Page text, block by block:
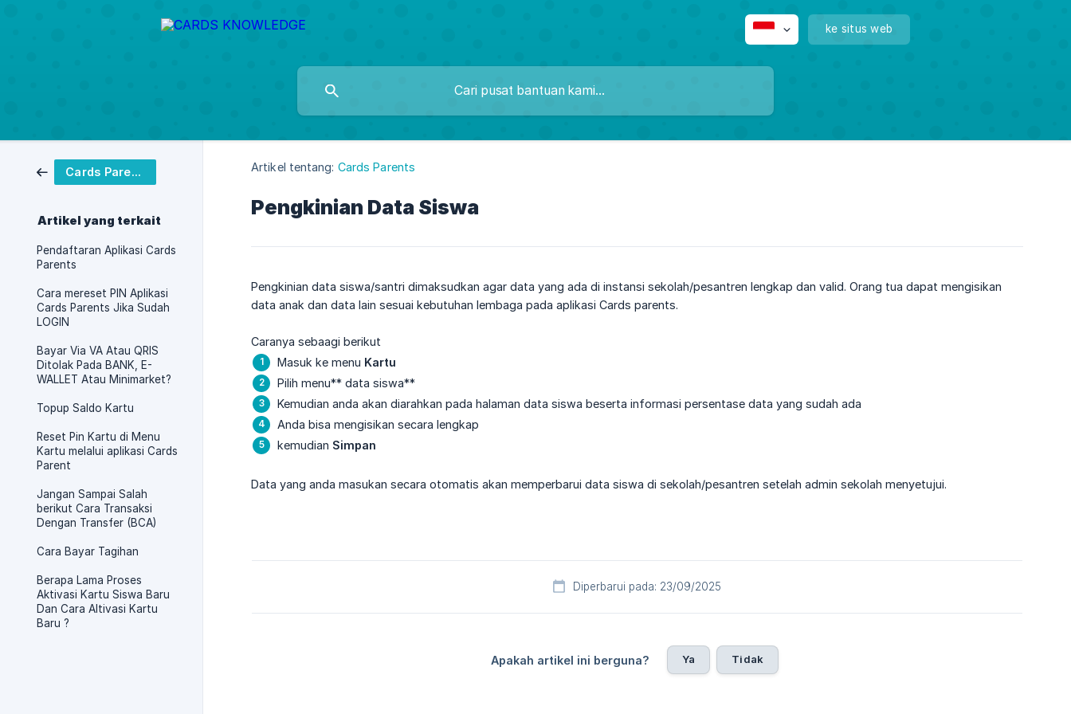
ke situs web
Cards Parents
Artikel yang terkait
Pendaftaran Aplikasi Cards
Parents
Cara mereset PIN Aplikasi
Cards Parents Jika Sudah
LOGIN
Bayar Via VA Atau QRIS
Ditolak Pada BANK, E-
WALLET Atau Minimarket?
Topup Saldo Kartu
Reset Pin Kartu di Menu
Kartu melalui aplikasi Cards
Parent
Jangan Sampai Salah
berikut Cara Transaksi
Dengan Transfer (BCA)
Cara Bayar Tagihan
Berapa Lama Proses
Aktivasi Kartu Siswa Baru
Dan Cara Altivasi Kartu
Baru ?
Artikel tentang: Cards Parents
Pengkinian Data Siswa
Pengkinian data siswa/santri dimaksudkan agar data yang ada di instansi sekolah/pesantren lengkap dan valid. Orang tua dapat mengisikan
data anak dan data lain sesuai kebutuhan lembaga pada aplikasi Cards parents.
Caranya sebaagi berikut
Masuk ke menu Kartu
Pilih menu** data siswa**
Kemudian anda akan diarahkan pada halaman data siswa beserta informasi persentase data yang sudah ada
Anda bisa mengisikan secara lengkap
kemudian Simpan
Data yang anda masukan secara otomatis akan memperbarui data siswa di sekolah/pesantren setelah admin sekolah menyetujui.
Diperbarui pada: 23/09/2025
Apakah artikel ini berguna? Ya Tidak